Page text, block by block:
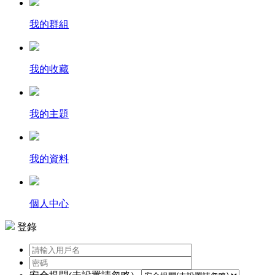
我的群組
我的收藏
我的主題
我的資料
個人中心
登錄